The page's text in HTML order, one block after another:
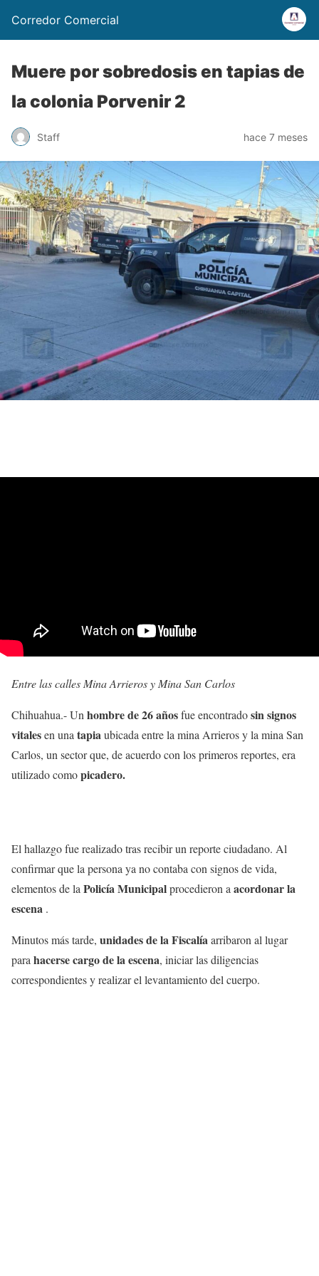
Corredor Comercial
Muere por sobredosis en tapias de
la colonia Porvenir 2
Staff hace 7 meses
Entre las calles Mina Arrieros y Mina San Carlos
Chihuahua.- Un hombre de 26 añosfue encontradosin signos
vitalesen una tapiaubicada entre la mina Arrieros y la mina San
Carlos, un sector que, de acuerdo con los primeros reportes, era
utilizado comopicadero.
El hallazgo fue realizado tras recibir un reporte ciudadano. Al
confirmar que la persona ya no contaba con signos de vida,
elementos de la Policía Municipalprocedieron a acordonar la
escena .
Minutos más tarde, unidades de la Fiscalíaarribaron al lugar
para hacerse cargo de la escena, iniciar las diligencias
correspondientes y realizar el levantamiento del cuerpo.